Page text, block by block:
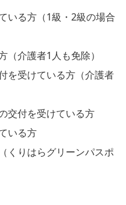
いる方（1級・2級の場合
（介護者1人も免除）
を受けている方（介護者
交付を受けている方
いる方
くりはらグリーンパスポ